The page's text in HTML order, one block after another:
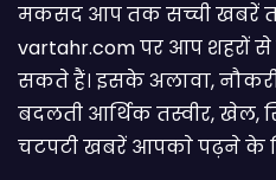
मकसद आप तक सच्ची खबरें
vartahr.com पर आप शहरों
सकते हैं। इसके अलावा,
बदलती आर्थिक तस्वीर, खेल,
चटपटी खबरें आपकाे पढ़ने के